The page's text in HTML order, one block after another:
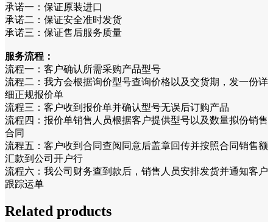
承诺一：保证原装进口
承诺二：保证安全准时发货
承诺三：保证售后服务质量
服务流程：
流程一：客户确认所需采购产品型号
流程二：我方会根据询价型号查询价格以及交货期，发一份详
细正规报价单
流程三：客户收到报价单并确认型号无误后订购产品
流程四：报价单销售人员根据客户提供型号以及数量拟份销售
合同
流程五：客户收到合同查阅同意后盖章回传并按照合同销售额
汇款到公司开户行
流程六：我公司财务查到款后，销售人员安排发货并通知客户
跟踪运单
Related products